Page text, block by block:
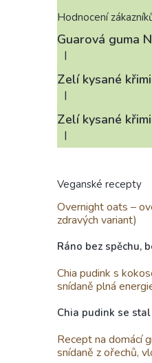
Hodnocení
Hodnocení produktu
|
Hodnocení produktu
|
Hodnocení produktu
|
Veganské recepty
Overnight oats –
zdravých variant)
Ráno bez spěchu,
Chia pudink s
snídaně plná
Chia pudink se
Recept na domácí
snídaně z ořechů,